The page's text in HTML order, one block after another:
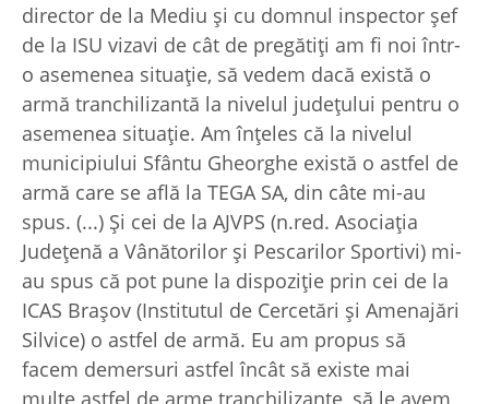
director de la Mediu și cu domnul inspector șef
de la ISU vizavi de cât de pregătiți am fi noi într-
o asemenea situație, să vedem dacă există o
armă tranchilizantă la nivelul județului pentru o
asemenea situație. Am înțeles că la nivelul
municipiului Sfântu Gheorghe există o astfel de
armă care se află la TEGA SA, din câte mi-au
spus. (...) Și cei de la AJVPS (n.red. Asociaţia
Judeţenă a Vânătorilor şi Pescarilor Sportivi) mi-
au spus că pot pune la dispoziție prin cei de la
ICAS Brașov (Institutul de Cercetări și Amenajări
Silvice) o astfel de armă. Eu am propus să
facem demersuri astfel încât să existe mai
multe astfel de arme tranchilizante, să le avem